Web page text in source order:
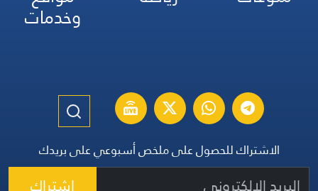
وخدمات
الاشتراك للحصول على ملخص أسبوعي على بريدك